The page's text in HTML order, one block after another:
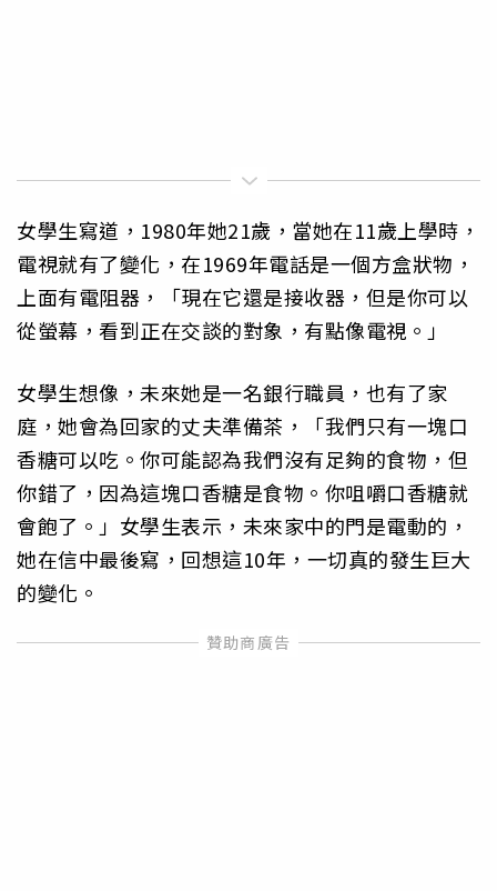
女學生寫道，1980年她21歲，當她在11歲上學時，
電視就有了變化，在1969年電話是一個方盒狀物，
上面有電阻器，「現在它還是接收器，但是你可以
從螢幕，看到正在交談的對象，有點像電視。」
女學生想像，未來她是一名銀行職員，也有了家
庭，她會為回家的丈夫準備茶，「我們只有一塊口
香糖可以吃。你可能認為我們沒有足夠的食物，但
你錯了，因為這塊口香糖是食物。你咀嚼口香糖就
會飽了。」女學生表示，未來家中的門是電動的，
她在信中最後寫，回想這10年，一切真的發生巨大
的變化。